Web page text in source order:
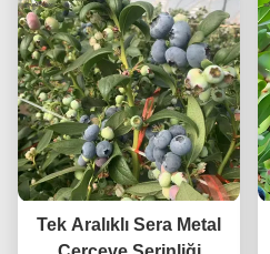
Tek Aralıklı Sera Metal